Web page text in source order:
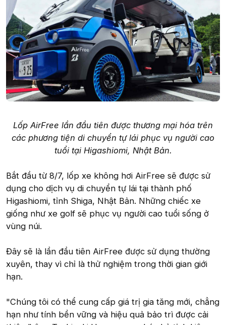
Lốp AirFree lần đầu tiên được thương mại hóa trên
các phương tiện di chuyển tự lái phục vụ người cao
tuổi tại Higashiomi, Nhật Bản.
Bắt đầu từ 8/7, lốp xe không hơi AirFree sẽ được sử
dụng cho dịch vụ di chuyển tự lái tại thành phố
Higashiomi, tỉnh Shiga, Nhật Bản. Những chiếc xe
giống như xe golf sẽ phục vụ người cao tuổi sống ở
vùng núi.
Đây sẽ là lần đầu tiên AirFree được sử dụng thường
xuyên, thay vì chỉ là thử nghiệm trong thời gian giới
hạn.
"Chúng tôi có thể cung cấp giá trị gia tăng mới, chẳng
hạn như tính bền vững và hiệu quả bảo trì được cải